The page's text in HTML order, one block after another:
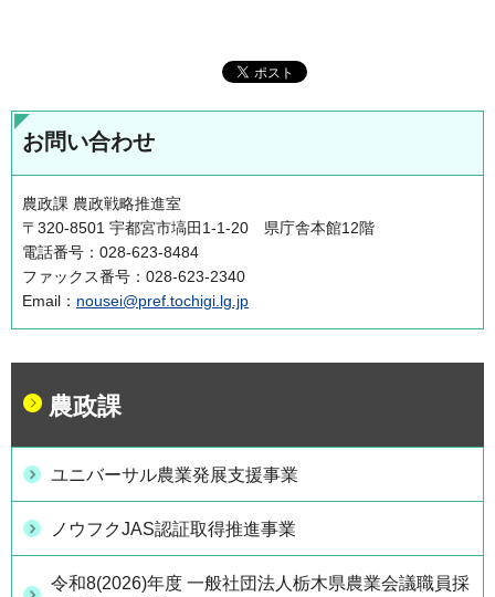
お問い合わせ
農政課 農政戦略推進室
〒320-8501 宇都宮市塙田1-1-20 県庁舎本館12階
電話番号：028-623-8484
ファックス番号：028-623-2340
Email： nousei@pref.tochigi.lg.jp
農政課
ユニバーサル農業発展支援事業
ノウフクJAS認証取得推進事業
令和8(2026)年度 一般社団法人栃木県農業会議職員採